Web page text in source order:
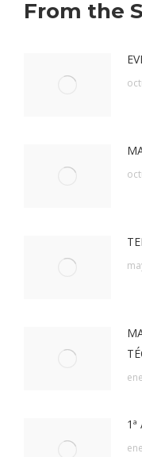
From the